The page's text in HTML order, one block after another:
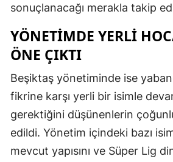
sonuçlanacağı merakla takip
YÖNETIMDE YERLI
ÖNE ÇIKTI
Beşiktaş yönetiminde ise
fikrine karşı yerli bir isimle
gerektiğini düşünenlerin
edildi. Yönetim içindeki bazı
mevcut yapısını ve Süper Lig